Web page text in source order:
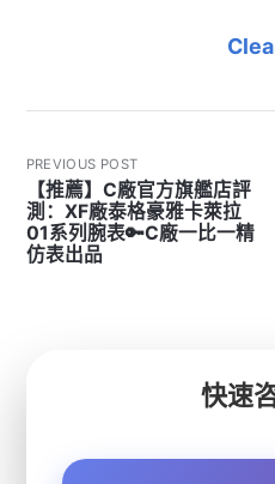
PREVIOUS POST
【推薦】C廠官方旗艦店評
測：XF廠泰格豪雅卡萊拉
01系列腕表🔑C廠一比一精
仿表出品
快速